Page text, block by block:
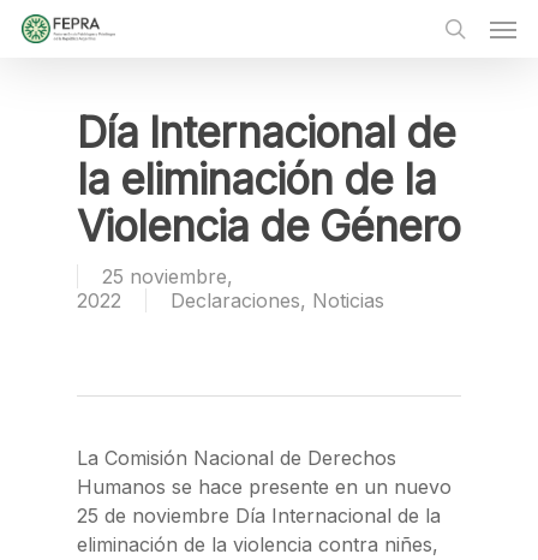
Skip
Día Internacional de
la eliminación de la
Violencia de Género
25 noviembre,
2022
Declaraciones, Noticias
La Comisión Nacional de Derechos
Humanos se hace presente en un nuevo
25 de noviembre Día Internacional de la
eliminación de la violencia contra niñes,